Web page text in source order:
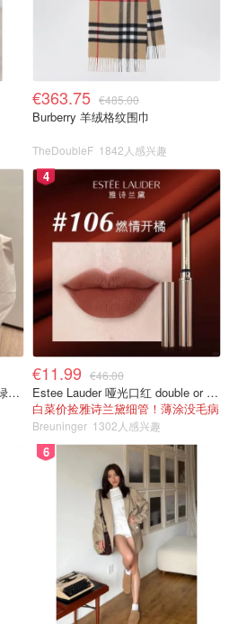
€363.75 €485.00
Burberry 羊绒格纹围巾
TheDoubleF 1842人感兴趣
Polo Ralph Lauren 单肩包 橄榄绿金色
4
€11.99 €46.00
Estee Lauder 哑光口红 double or nothing色号
白菜价捡雅诗兰黛细管！薄涂没毛病
Breuninger 1302人感兴趣
6